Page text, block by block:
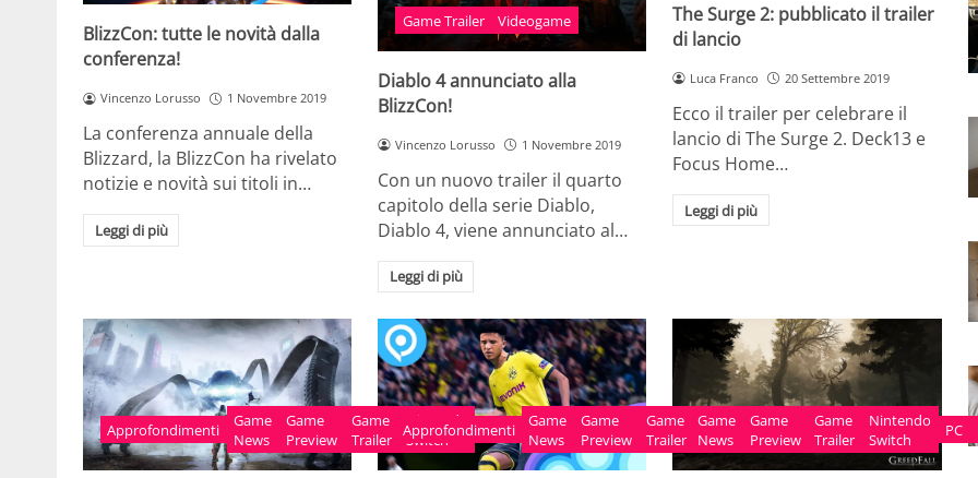
BlizzCon: tutte le novità dalla
conferenza!
Vincenzo Lorusso 1 Novembre 2019
La conferenza annuale della
Blizzard, la BlizzCon ha rivelato
notizie e novità sui titoli in…
Leggi di più
Game Trailer Videogame
Diablo 4 annunciato alla
BlizzCon!
Vincenzo Lorusso 1 Novembre 2019
Con un nuovo trailer il quarto
capitolo della serie Diablo,
Diablo 4, viene annunciato al…
Leggi di più
The Surge 2: pubblicato il trailer
di lancio
Luca Franco 20 Settembre 2019
Ecco il trailer per celebrare il
lancio di The Surge 2. Deck13 e
Focus Home…
Leggi di più
Approfondimenti
Game
News
Game
Preview
Game
Trailer
Nintendo
Switch
PC PS4 Videogame
Videogame
events
Xbox
One
Approfondimenti
Game
News
Game
Preview
Game
Trailer
Mobile
Gaming
Nintendo
Switch
PC PS4
Game
News
Game
Preview
Game
Trailer
Nintendo
Switch
PC